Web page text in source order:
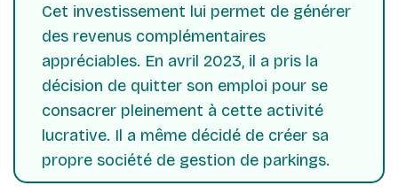
Cet investissement lui permet de générer
des revenus complémentaires
appréciables. En avril 2023, il a pris la
décision de quitter son emploi pour se
consacrer pleinement à cette activité
lucrative. Il a même décidé de créer sa
propre société de gestion de parkings.